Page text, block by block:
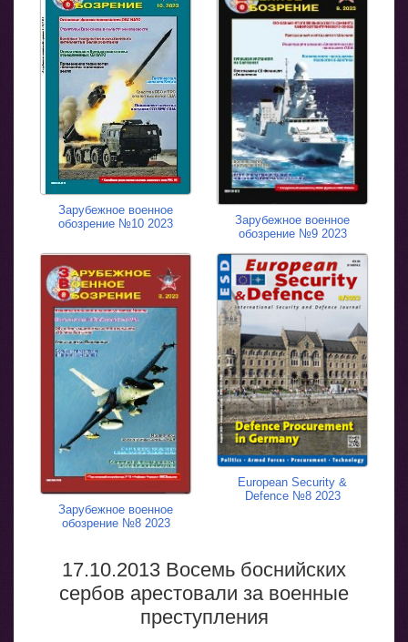
Зарубежное военное
обозрение №10 2023
Зарубежное военное
обозрение №9 2023
Зарубежное военное
обозрение №8 2023
European Security &
Defence №8 2023
17.10.2013 Восемь боснийских
сербов арестовали за военные
преступления